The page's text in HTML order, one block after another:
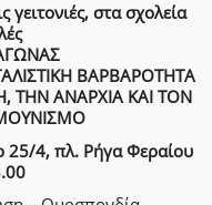
στα σχολεία
ΒΑΡΒΑΡΟΤΗΤΑ
ΤΗΝ ΑΝΑΡΧΙΑ ΚΑΙ ΤΟΝ
25/4, πλ. Ρήγα Φεραίου